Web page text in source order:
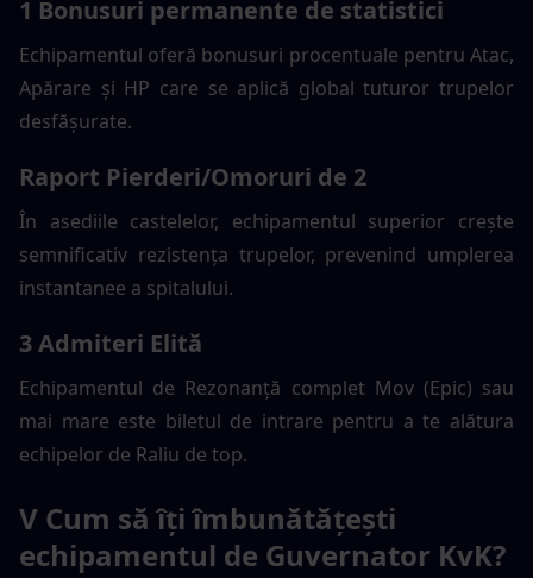
1 Bonusuri permanente de statistici
Echipamentul oferă bonusuri procentuale pentru Atac,
Apărare și HP care se aplică global tuturor trupelor
desfășurate.
Raport Pierderi/Omoruri de 2
În asediile castelelor, echipamentul superior crește
semnificativ rezistența trupelor, prevenind umplerea
instantanee a spitalului.
3 Admiteri Elită
Echipamentul de Rezonanță complet Mov (Epic) sau
mai mare este biletul de intrare pentru a te alătura
echipelor de Raliu de top.
V Cum să îți îmbunătățești
echipamentul de Guvernator KvK?